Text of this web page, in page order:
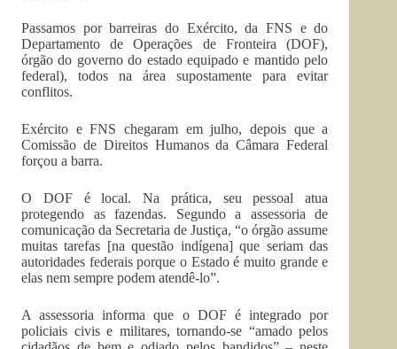
Passamos por barreiras do Exército, da FNS e do
Departamento de Operações de Fronteira (DOF),
órgão do governo do estado equipado e mantido pelo
federal), todos na área supostamente para evitar
conflitos.
Exército e FNS chegaram em julho, depois que a
Comissão de Direitos Humanos da Câmara Federal
forçou a barra.
O DOF é local. Na prática, seu pessoal atua
protegendo as fazendas. Segundo a assessoria de
comunicação da Secretaria de Justiça, “o órgão assume
muitas tarefas [na questão indígena] que seriam das
autoridades federais porque o Estado é muito grande e
elas nem sempre podem atendê-lo”.
A assessoria informa que o DOF é integrado por
policiais civis e militares, tornando-se “amado pelos